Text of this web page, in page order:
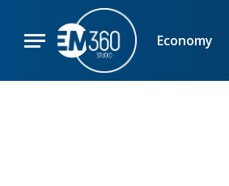
Economy